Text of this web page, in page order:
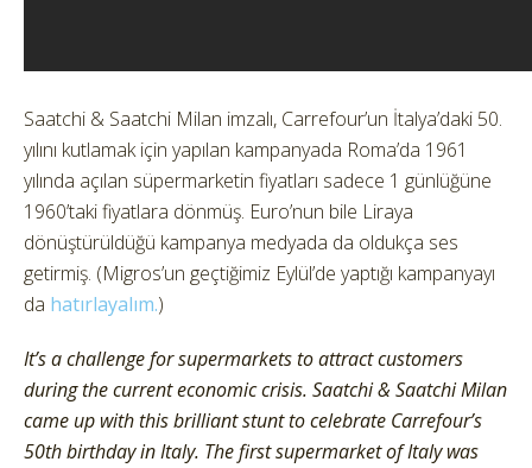
Saatchi & Saatchi Milan imzalı, Carrefour’un İtalya’daki 50.
yılını kutlamak için yapılan kampanyada Roma’da 1961
yılında açılan süpermarketin fiyatları sadece 1 günlüğüne
1960’taki fiyatlara dönmüş. Euro’nun bile Liraya
dönüştürüldüğü kampanya medyada da oldukça ses
getirmiş. (Migros’un geçtiğimiz Eylül’de yaptığı kampanyayı
da hatırlayalım.)
It’s a challenge for supermarkets to attract customers
during the current economic crisis. Saatchi & Saatchi Milan
came up with this brilliant stunt to celebrate Carrefour’s
50th birthday in Italy. The first supermarket of Italy was